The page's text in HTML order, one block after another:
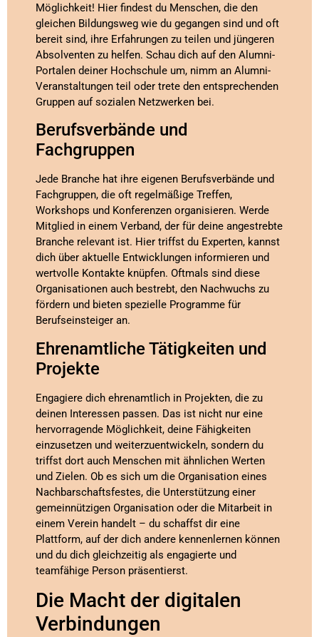
Möglichkeit! Hier findest du Menschen, die den
gleichen Bildungsweg wie du gegangen sind und oft
bereit sind, ihre Erfahrungen zu teilen und jüngeren
Absolventen zu helfen. Schau dich auf den Alumni-
Portalen deiner Hochschule um, nimm an Alumni-
Veranstaltungen teil oder trete den entsprechenden
Gruppen auf sozialen Netzwerken bei.
Berufsverbände und
Fachgruppen
Jede Branche hat ihre eigenen Berufsverbände und
Fachgruppen, die oft regelmäßige Treffen,
Workshops und Konferenzen organisieren. Werde
Mitglied in einem Verband, der für deine angestrebte
Branche relevant ist. Hier triffst du Experten, kannst
dich über aktuelle Entwicklungen informieren und
wertvolle Kontakte knüpfen. Oftmals sind diese
Organisationen auch bestrebt, den Nachwuchs zu
fördern und bieten spezielle Programme für
Berufseinsteiger an.
Ehrenamtliche Tätigkeiten und
Projekte
Engagiere dich ehrenamtlich in Projekten, die zu
deinen Interessen passen. Das ist nicht nur eine
hervorragende Möglichkeit, deine Fähigkeiten
einzusetzen und weiterzuentwickeln, sondern du
triffst dort auch Menschen mit ähnlichen Werten
und Zielen. Ob es sich um die Organisation eines
Nachbarschaftsfestes, die Unterstützung einer
gemeinnützigen Organisation oder die Mitarbeit in
einem Verein handelt – du schaffst dir eine
Plattform, auf der dich andere kennenlernen können
und du dich gleichzeitig als engagierte und
teamfähige Person präsentierst.
Die Macht der digitalen
Verbindungen